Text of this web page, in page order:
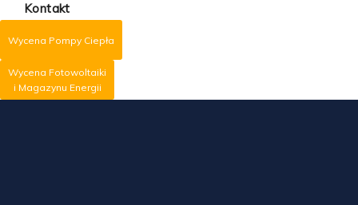
Kontakt
Wycena Pompy Ciepła
Wycena Fotowoltaiki
i Magazynu Energii